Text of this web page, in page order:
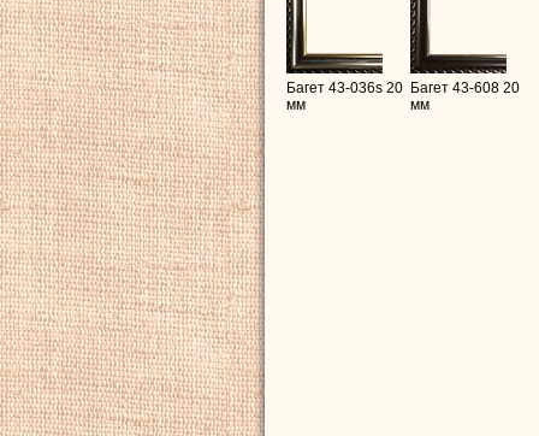
Багет 43-036s 20
мм
Багет 43-608 20
мм